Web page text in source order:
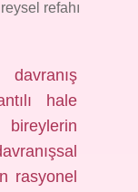
refahı
hale
rasyonel